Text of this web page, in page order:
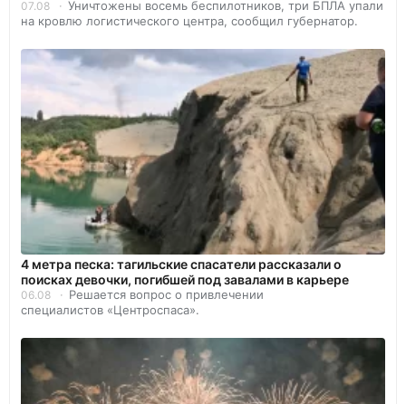
07.08
Уничтожены восемь беспилотников, три БПЛА упали
на кровлю логистического центра, сообщил губернатор.
4 метра песка: тагильские спасатели рассказали о
поисках девочки, погибшей под завалами в карьере
06.08
Решается вопрос о привлечении
специалистов «Центроспаса».